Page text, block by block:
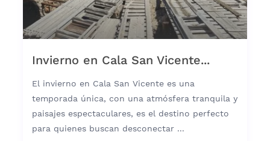
Invierno en Cala San Vicente...
El invierno en Cala San Vicente es una
temporada única, con una atmósfera tranquila y
paisajes espectaculares, es el destino perfecto
para quienes buscan desconectar ...